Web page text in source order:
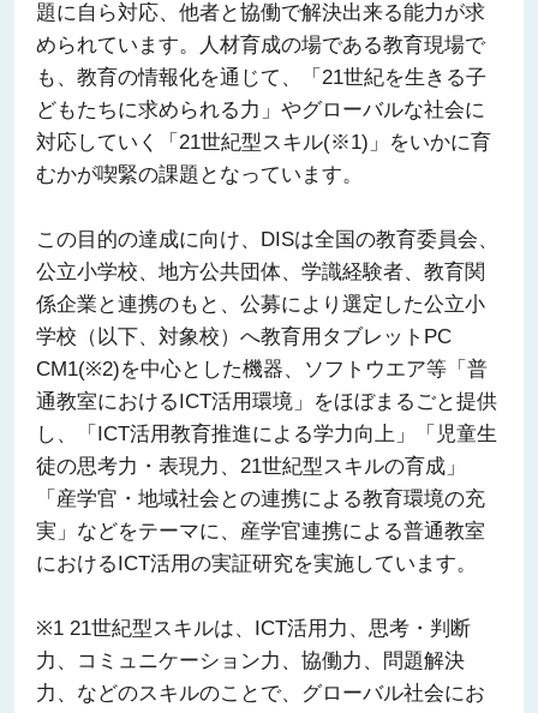
題に自ら対応、他者と協働で解決出来る能力が求
められています。人材育成の場である教育現場で
も、教育の情報化を通じて、「21世紀を生きる子
どもたちに求められる力」やグローバルな社会に
対応していく「21世紀型スキル(※1)」をいかに育
むかが喫緊の課題となっています。
この目的の達成に向け、DISは全国の教育委員会、
公立小学校、地方公共団体、学識経験者、教育関
係企業と連携のもと、公募により選定した公立小
学校（以下、対象校）へ教育用タブレットPC
CM1(※2)を中心とした機器、ソフトウエア等「普
通教室におけるICT活用環境」をほぼまるごと提供
し、「ICT活用教育推進による学力向上」「児童生
徒の思考力・表現力、21世紀型スキルの育成」
「産学官・地域社会との連携による教育環境の充
実」などをテーマに、産学官連携による普通教室
におけるICT活用の実証研究を実施しています。
※1 21世紀型スキルは、ICT活用力、思考・判断
力、コミュニケーション力、協働力、問題解決
力、などのスキルのことで、グローバル社会にお